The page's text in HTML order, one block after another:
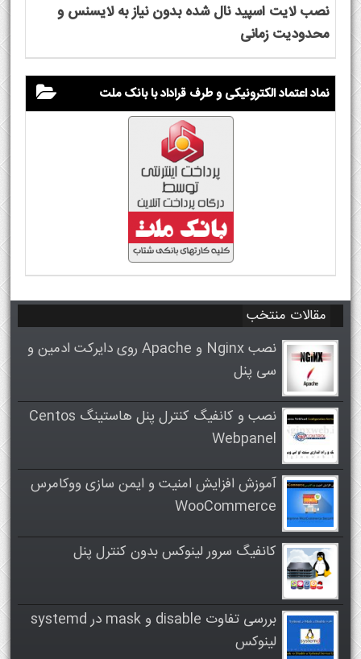
نصب لایت اسپید نال شده بدون نیاز به لایسنس و
محدودیت زمانی
نماد اعتماد الکترونیکی و طرف قراداد با بانک ملت
مقالات منتخب
نصب Nginx و Apache روی دایرکت ادمین و
سی پنل
نصب و کانفیگ کنترل پنل هاستینگ Centos
Webpanel
آموزش افزایش امنیت و ایمن سازی ووکامرس
WooCommerce
کانفیگ سرور لینوکس بدون کنترل پنل
بررسی تفاوت disable و mask در systemd
لینوکس